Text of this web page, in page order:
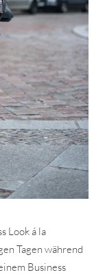
Look á la
Tagen während
Business